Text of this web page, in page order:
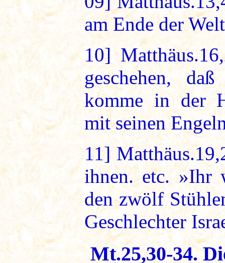
am Ende der
10]
geschehen,
komme in der
mit seinen
11]
ihnen. etc. »Ihr
den zwölf
Geschlechter
Mt.25,30-34.